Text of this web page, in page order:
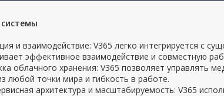
и взаимодействие: V365 легко интегрируется с
эффективное взаимодействие и совместную
облачного хранения: V365 позволяет управлять
любой точки мира и гибкость в работе.
архитектура и масштабируемость: V365